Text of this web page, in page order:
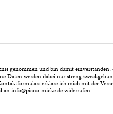
genommen und bin damit einverstanden,
Daten werden dabei nur streng
erkläre ich mich mit der
info@piano-micke.de widerrufen.